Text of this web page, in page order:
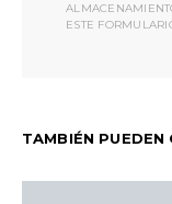
ESTE
TAMBIÉN PUEDEN